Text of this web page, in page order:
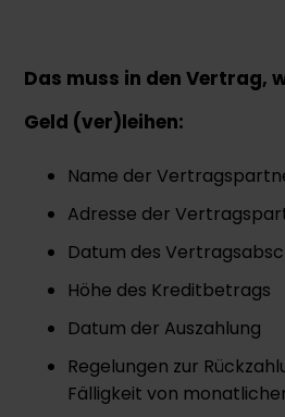
Das muss in den Vertrag,
Geld (ver)leihen:
Name der
Adresse der
Datum des
Höhe des Kreditbetrags
Datum der Auszahlung
Regelungen zur
Fälligkeit von